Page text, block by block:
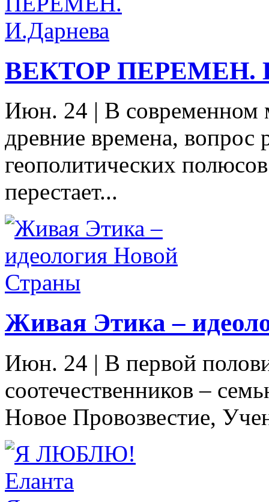
ВЕКТОР ПЕРЕМЕН.
Июн. 24 | В современном
древние времена, вопрос
геополитических
перестает...
Живая Этика –
Июн. 24 | В первой
соотечественников –
Новое Провозвестие,